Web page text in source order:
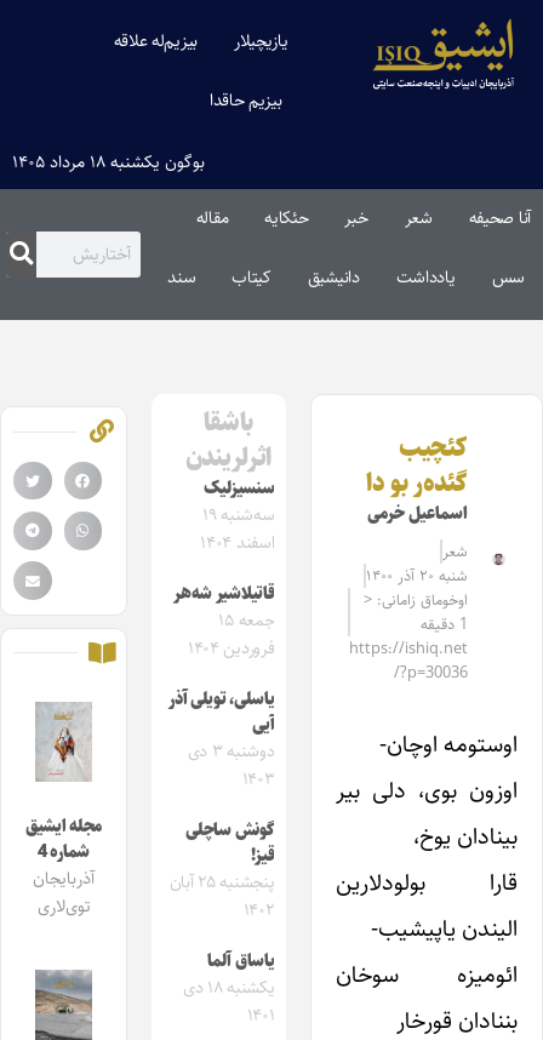
یازیچیلار بیزیم‌له علاقه
بیزیم حاقدا
بوگون یکشنبه ۱۸ مرداد ۱۴۰۵
آنا صحیفه شعر خبر حئکایه مقاله‌
سس یادداشت دانیشیق کیتاب سند
کئچیب
گئده‌ر بو دا
اسماعیل خرمی
شعر
شنبه ۲۰ آذر ۱۴۰۰
اوخوماق زامانی: <
1 دقیقه
https://ishiq.net
/?p=30036
اوستومه اوچان-
اوزون بوی، دلی بیر
بینادان یوخ،
قارا بولودلارین
الیندن یاپیشیب-
ائومیزه سوخان
بننادان قورخار
باشقا
اثرلریندن
سنسیزلیک
سه‌شنبه ۱۹
اسفند ۱۴۰۴
قاتیلاشیر شه‌هر
جمعه ۱۵
فروردین ۱۴۰۴
یاسلی، تویلی آذر
آیی
دوشنبه ۳ دی
۱۴۰۳
گونش ساچلی
قیز!
پنجشنبه ۲۵ آبان
۱۴۰۲
یاساق آلما
یکشنبه ۱۸ دی
۱۴۰۱
مجله ایشیق
شماره 4
آذربایجان
توی‌لاری